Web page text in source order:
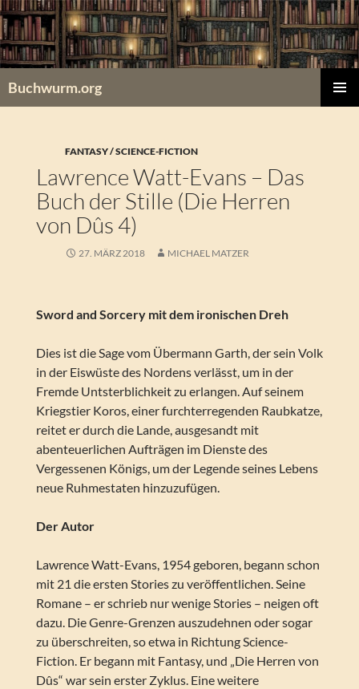
Zum
Inhalt
springen
Buchwurm.org
FANTASY / SCIENCE-FICTION
Lawrence Watt-Evans – Das
Buch der Stille (Die Herren
von Dûs 4)
27. MÄRZ 2018 MICHAEL MATZER
Sword and Sorcery mit dem ironischen Dreh
Dies ist die Sage vom Übermann Garth, der sein Volk
in der Eiswüste des Nordens verlässt, um in der
Fremde Untsterblichkeit zu erlangen. Auf seinem
Kriegstier Koros, einer furchterregenden Raubkatze,
reitet er durch die Lande, ausgesandt mit
abenteuerlichen Aufträgen im Dienste des
Vergessenen Königs, um der Legende seines Lebens
neue Ruhmestaten hinzuzufügen.
Der Autor
Lawrence Watt-Evans, 1954 geboren, begann schon
mit 21 die ersten Stories zu veröffentlichen. Seine
Romane – er schrieb nur wenige Stories – neigen oft
dazu. Die Genre-Grenzen auszudehnen oder sogar
zu überschreiten, so etwa in Richtung Science-
Fiction. Er begann mit Fantasy, und „Die Herren von
Dûs“ war sein erster Zyklus. Eine weitere